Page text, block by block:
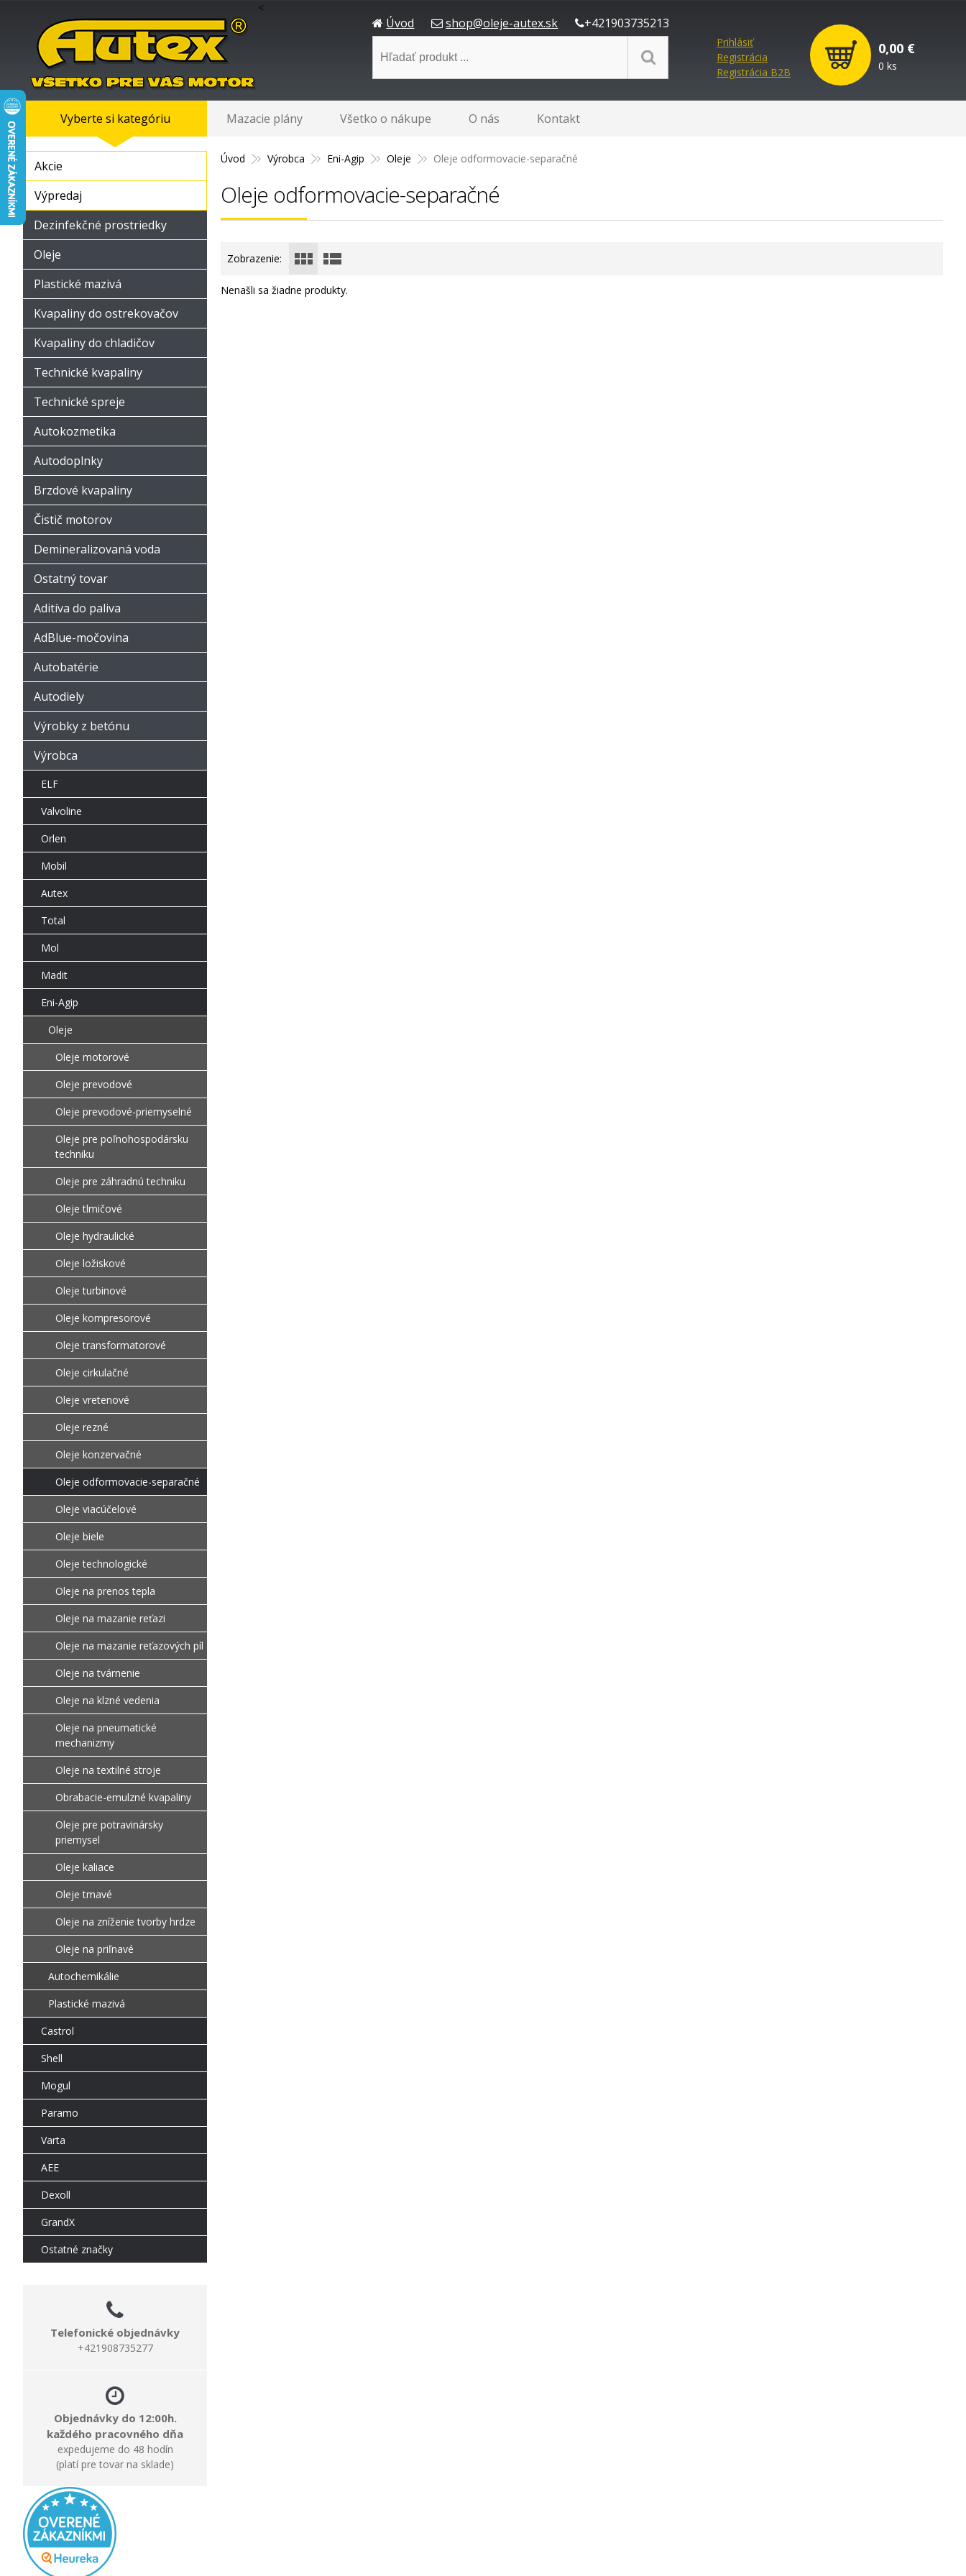
Úvod shop@oleje-autex.sk +421903735213
<
Prihlásiť
Registrácia
Registrácia B2B
0,00 €
0 ks
Úvod Výrobca Eni-Agip Oleje Oleje odformovacie-separačné
Oleje odformovacie-separačné
Zobrazenie:
Nenašli sa žiadne produkty.
Akcie
Výpredaj
Dezinfekčné prostriedky
Oleje
Plastické mazivá
Kvapaliny do ostrekovačov
Kvapaliny do chladičov
Technické kvapaliny
Technické spreje
Autokozmetika
Autodoplnky
Brzdové kvapaliny
Čistič motorov
Demineralizovaná voda
Ostatný tovar
Aditíva do paliva
AdBlue-močovina
Autobatérie
Autodiely
Výrobky z betónu
Výrobca
ELF
Valvoline
Orlen
Mobil
Autex
Total
Mol
Madit
Eni-Agip
Oleje
Oleje motorové
Oleje prevodové
Oleje prevodové-priemyselné
Oleje pre poľnohospodársku
techniku
Oleje pre záhradnú techniku
Oleje tlmičové
Oleje hydraulické
Oleje ložiskové
Oleje turbinové
Oleje kompresorové
Oleje transformatorové
Oleje cirkulačné
Oleje vretenové
Oleje rezné
Oleje konzervačné
Oleje odformovacie-separačné
Oleje viacúčelové
Oleje biele
Oleje technologické
Oleje na prenos tepla
Oleje na mazanie reťazi
Oleje na mazanie reťazových píl
Oleje na tvárnenie
Oleje na klzné vedenia
Oleje na pneumatické
mechanizmy
Oleje na textilné stroje
Obrabacie-emulzné kvapaliny
Oleje pre potravinársky
priemysel
Oleje kaliace
Oleje tmavé
Oleje na zníženie tvorby hrdze
Oleje na priľnavé
Autochemikálie
Plastické mazivá
Castrol
Shell
Mogul
Paramo
Varta
AEE
Dexoll
GrandX
Ostatné značky
Telefonické objednávky
+421908735277
Objednávky do 12:00h.
každého pracovného dňa
expedujeme do 48 hodín
(platí pre tovar na sklade)
Vyberte si kategóriu Mazacie plány Všetko o nákupe O nás Kontakt